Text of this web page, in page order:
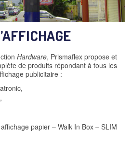
Hardware, Prismaflex propose et
de produits répondant à tous les
publicitaire :
papier – Walk In Box – SLIM